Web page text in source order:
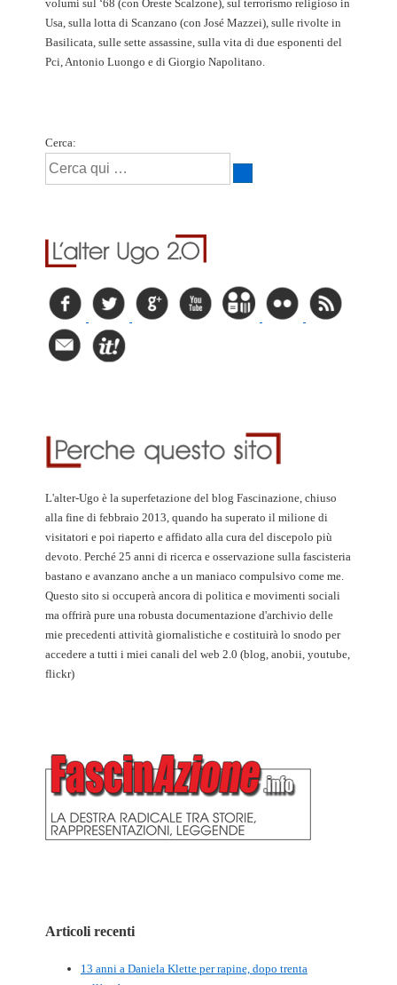
volumi sul ‘68 (con Oreste Scalzone), sul terrorismo religioso in
Usa, sulla lotta di Scanzano (con José Mazzei), sulle rivolte in
Basilicata, sulle sette assassine, sulla vita di due esponenti del
Pci, Antonio Luongo e di Giorgio Napolitano.
Cerca:
L'alter-Ugo è la superfetazione del blog Fascinazione, chiuso
alla fine di febbraio 2013, quando ha superato il milione di
visitatori e poi riaperto e affidato alla cura del discepolo più
devoto. Perché 25 anni di ricerca e osservazione sulla fascisteria
bastano e avanzano anche a un maniaco compulsivo come me.
Questo sito si occuperà ancora di politica e movimenti sociali
ma offrirà pure una robusta documentazione d'archivio delle
mie precedenti attività giornalistiche e costituirà lo snodo per
accedere a tutti i miei canali del web 2.0 (blog, anobii, youtube,
flickr)
Articoli recenti
13 anni a Daniela Klette per rapine, dopo trenta